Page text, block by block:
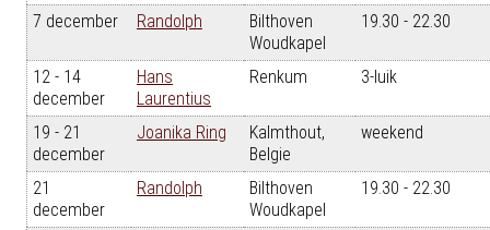
7 december Randolph
Bilthoven
Woudkapel
19.30 - 22.30
12 - 14
december
Hans
Laurentius
Renkum 3-luik
19 - 21
december
Joanika Ring
Kalmthout,
Belgie
weekend
21
december
Randolph
Bilthoven
Woudkapel
19.30 - 22.30